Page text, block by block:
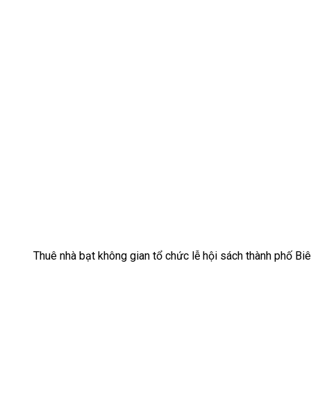
Thuê nhà bạt không gian tổ chức lễ hội sách thành phố